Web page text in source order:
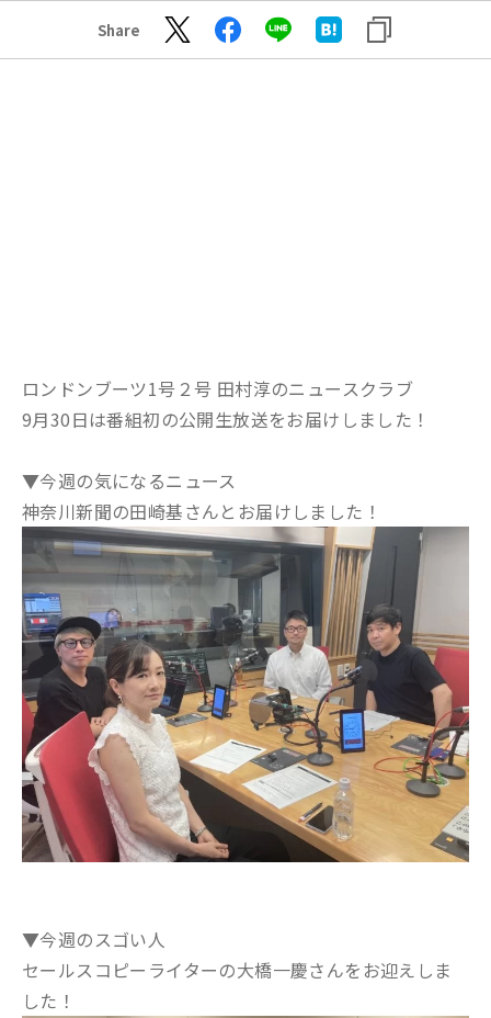
Share
ロンドンブーツ1号２号 田村淳のニュースクラブ
9月30日は番組初の公開生放送をお届けしました！
▼今週の気になるニュース
神奈川新聞の田崎基さんとお届けしました！
▼今週のスゴい人
セールスコピーライターの大橋一慶さんをお迎えしま
した！